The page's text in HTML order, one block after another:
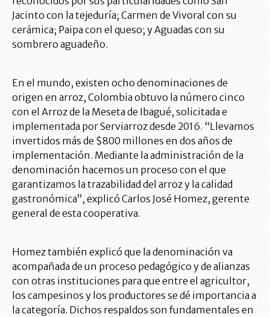
Jacinto con la tejeduría; Carmen de Vivoral con su
cerámica; Paipa con el queso; y Aguadas con su
sombrero aguadeño.
En el mundo, existen ocho denominaciones de
origen en arroz, Colombia obtuvo la número cinco
con el Arroz de la Meseta de Ibagué, solicitada e
implementada por Serviarroz desde 2016. “Llevamos
invertidos más de $800 millones en dos años de
implementación. Mediante la administración de la
denominación hacemos un proceso con el que
garantizamos la trazabilidad del arroz y la calidad
gastronómica”, explicó Carlos José Homez, gerente
general de esta cooperativa.
Homez también explicó que la denominación va
acompañada de un proceso pedagógico y de alianzas
con otras instituciones para que entre el agricultor,
los campesinos y los productores se dé importancia a
la categoría. Dichos respaldos son fundamentales en